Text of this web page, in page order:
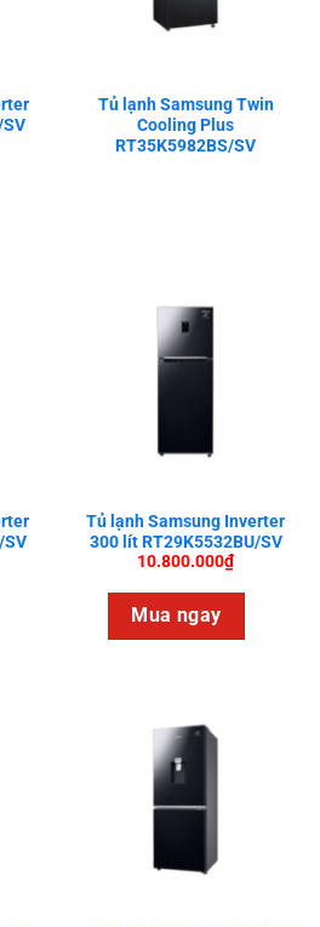
Tủ lạnh Samsung Twin
Cooling Plus
RT35K5982BS/SV
SV
Tủ lạnh Samsung Inverter
300 lít RT29K5532BU/SV
10.800.000₫
Mua ngay